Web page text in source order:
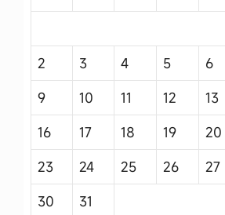
2
3 4 5 6
9
10 11 12 13
16
17 18 19 20
23
24 25 26 27
30
31